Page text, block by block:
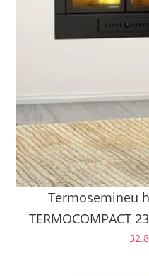
Termosemineu
TERMOCOMPACT